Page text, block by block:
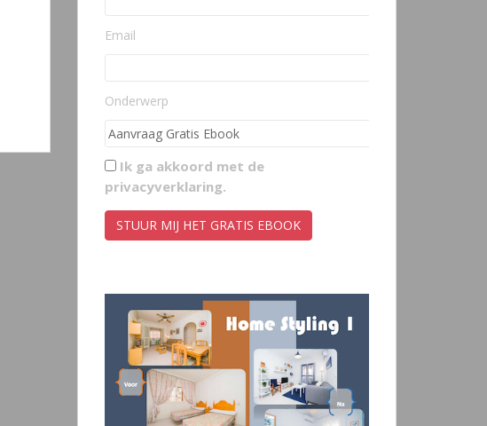
Email
Onderwerp
Ik ga akkoord met de
privacyverklaring.